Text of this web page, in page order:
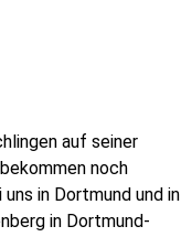
auf seiner
noch
in Dortmund und in
in Dortmund-